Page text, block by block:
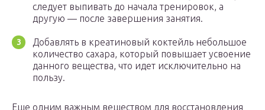
следует выпивать до начала тренировок, а
другую — после завершения занятия.
Добавлять в креатиновый коктейль небольшое
количество сахара, который повышает усвоение
данного вещества, что идет исключительно на
пользу.
Еще одним важным веществом для восстановления